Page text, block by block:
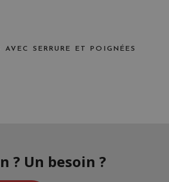
SERRURE ET POIGNÉES
? Un besoin ?